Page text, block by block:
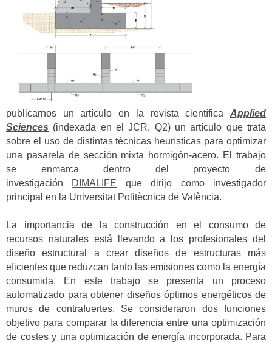
publicarnos un artículo en la revista científica Applied
Sciences (indexada en el JCR, Q2) un artículo que trata
sobre el uso de distintas técnicas heurísticas para optimizar
una pasarela de sección mixta hormigón-acero. El trabajo
se enmarca dentro del proyecto de
investigación DIMALIFE que dirijo como investigador
principal en la Universitat Politècnica de València.
La importancia de la construcción en el consumo de
recursos naturales está llevando a los profesionales del
diseño estructural a crear diseños de estructuras más
eficientes que reduzcan tanto las emisiones como la energía
consumida. En este trabajo se presenta un proceso
automatizado para obtener diseños óptimos energéticos de
muros de contrafuertes. Se consideraron dos funciones
objetivo para comparar la diferencia entre una optimización
de costes y una optimización de energía incorporada. Para